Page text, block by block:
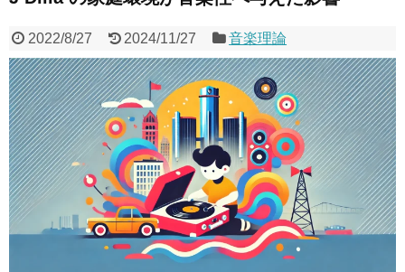
2022/8/27 2024/11/27 音楽理論